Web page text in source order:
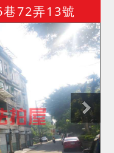
72弄13號